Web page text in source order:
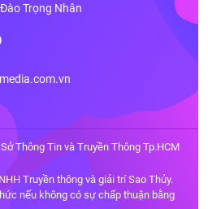
Trọng Nhân
Thông Tin và Truyền Thông Tp.HCM
Truyền thông và giải trí Sao Thủy.
nếu không có sự chấp thuận bằng